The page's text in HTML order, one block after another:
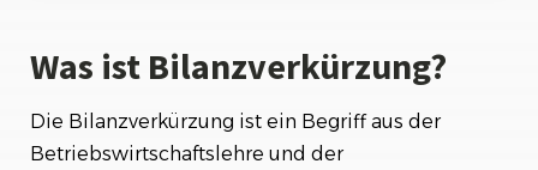
Auswirkungen der Bilanzverkürzung
Bilanzvergrößerung
Was ist Bilanzverkürzung?
Die Bilanzverkürzung ist ein Begriff aus der
Betriebswirtschaftslehre und der